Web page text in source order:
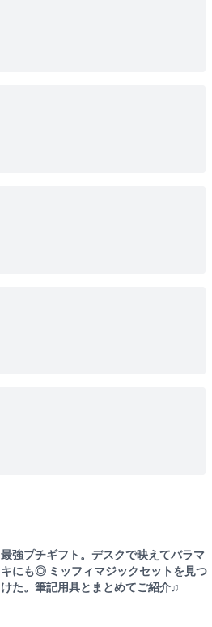
最強プチギフト。デスクで映えてバラマ
キにも◎ ミッフィマジックセットを見つ
けた。筆記用具とまとめてご紹介♫